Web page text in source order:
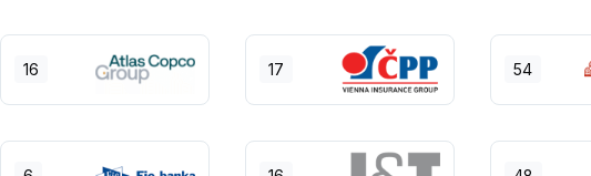
16 17 54